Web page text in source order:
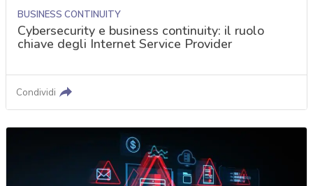
BUSINESS CONTINUITY
Cybersecurity e business continuity: il ruolo
chiave degli Internet Service Provider
Condividi